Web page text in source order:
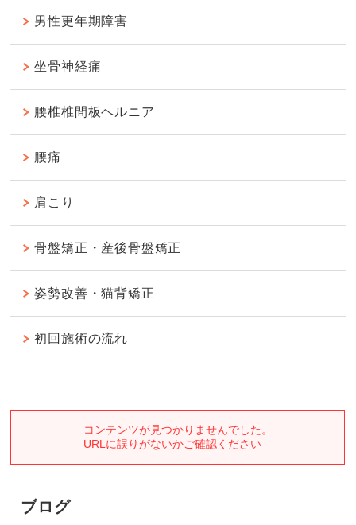
男性更年期障害
坐骨神経痛
腰椎椎間板ヘルニア
腰痛
肩こり
骨盤矯正・産後骨盤矯正
姿勢改善・猫背矯正
初回施術の流れ
ブログ